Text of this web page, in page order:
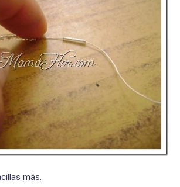
más.